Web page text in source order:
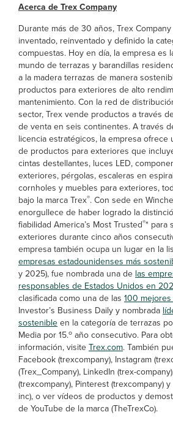
Acerca de Trex Company
Durante más de 30 años, Trex Company
inventado, reinventado y definido la
compuestas. Hoy en día, la empresa es
mundo de terrazas y barandillas
a la madera terrazas de manera
productos para exteriores de alto
mantenimiento. Con la red de
sector, Trex vende productos a través
de venta en seis continentes. A través
licencia estratégicos, la empresa ofrece
de productos para exteriores que
cintas destellantes, luces LED,
exteriores, pérgolas, escaleras en
cornholes y muebles para exteriores,
bajo la marca Trex®. Con sede en
enorgullece de haber logrado la
fiabilidad America’s Most Trusted®* para
exteriores durante cinco años
empresa también ocupa un lugar en la
empresas estadounidenses más
y 2025), fue nombrada una de las
responsables de Estados Unidos en
clasificada como una de las 100
Investor’s Business Daily y nombrada
sostenible en la categoría de terrazas
Media por 15.o año consecutivo. Para
información, visite Trex.com. También
Facebook (trexcompany), Instagram
(Trex_Company), LinkedIn (trex-
(trexcompany), Pinterest (trexcompany)
inc), o ver vídeos de productos y
de YouTube de la marca (TheTrexCo).